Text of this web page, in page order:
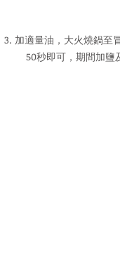
3. 加適量油，大火燒鍋至
50秒即可，期間加鹽